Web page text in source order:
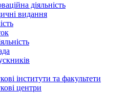
діяльність
видання
інститути та факультети
центри